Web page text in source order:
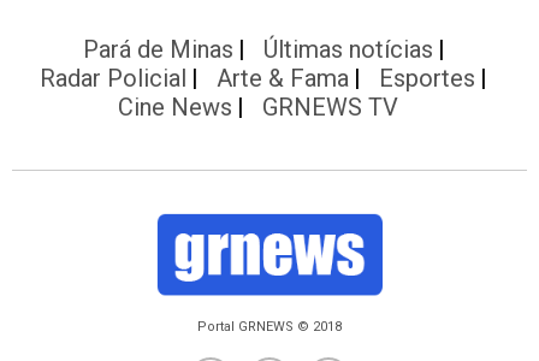
Pará de Minas
Últimas notícias
Radar Policial
Arte & Fama
Esportes
Cine News
GRNEWS TV
Portal GRNEWS © 2018